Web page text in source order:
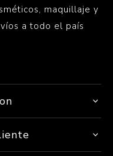
maquillaje y
a todo el país